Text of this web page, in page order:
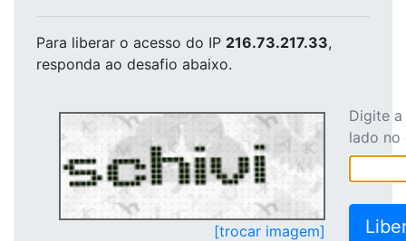
Para liberar o acesso do IP 216.73.217.33,
responda ao desafio abaixo.
[trocar imagem]
Digite
lado no